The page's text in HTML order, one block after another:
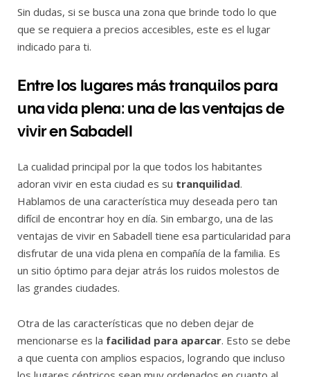
Sin dudas, si se busca una zona que brinde todo lo que
que se requiera a precios accesibles, este es el lugar
indicado para ti.
Entre los lugares más tranquilos para
una vida plena: una de las ventajas de
vivir en Sabadell
La cualidad principal por la que todos los habitantes
adoran vivir en esta ciudad es su tranquilidad.
Hablamos de una característica muy deseada pero tan
difícil de encontrar hoy en día. Sin embargo, una de las
ventajas de vivir en Sabadell tiene esa particularidad para
disfrutar de una vida plena en compañía de la familia. Es
un sitio óptimo para dejar atrás los ruidos molestos de
las grandes ciudades.
Otra de las características que no deben dejar de
mencionarse es la facilidad para aparcar. Esto se debe
a que cuenta con amplios espacios, logrando que incluso